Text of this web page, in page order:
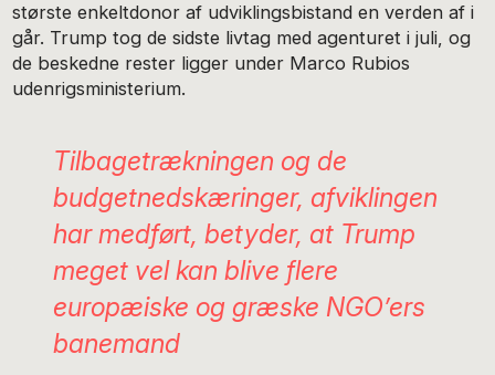
største enkeltdonor af udviklingsbistand en verden af i
går. Trump tog de sidste livtag med agenturet i juli, og
de beskedne rester ligger under Marco Rubios
udenrigsministerium.
Tilbagetrækningen og de
budgetnedskæringer, afviklingen
har medført, betyder, at Trump
meget vel kan blive flere
europæiske og græske NGO’ers
banemand